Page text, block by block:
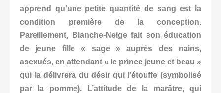
apprend qu’une petite quantité de sang est la
condition première de la conception.
Pareillement, Blanche-Neige fait son éducation
de jeune fille « sage » auprès des nains,
asexués, en attendant « le prince jeune et beau »
qui la délivrera du désir qui l’étouffe (symbolisé
par la pomme). L’attitude de la marâtre, qui